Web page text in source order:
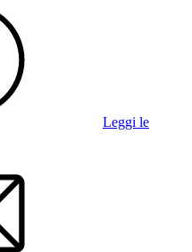
Leggi le